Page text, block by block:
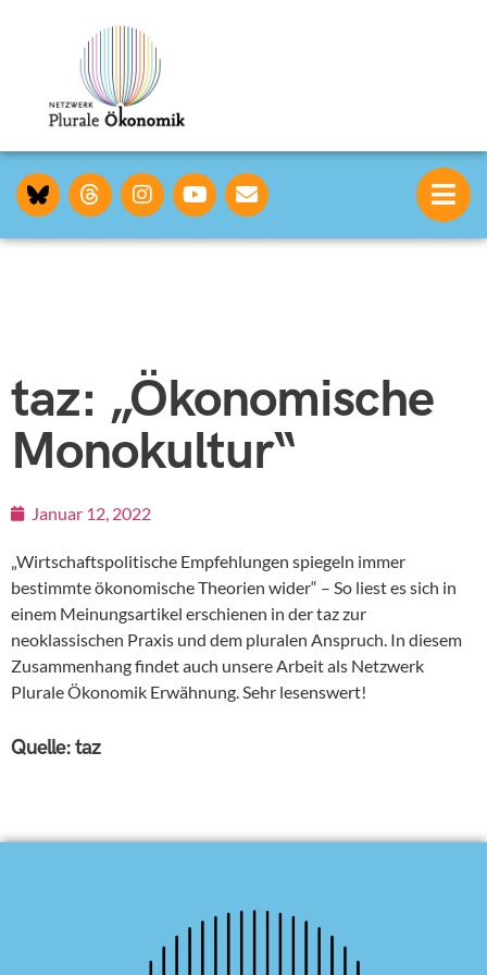
taz: „Ökonomische
Monokultur“
Januar 12, 2022
„Wirtschaftspolitische Empfehlungen spiegeln immer
bestimmte ökonomische Theorien wider“ – So liest es sich in
einem Meinungsartikel erschienen in der taz zur
neoklassischen Praxis und dem pluralen Anspruch. In diesem
Zusammenhang findet auch unsere Arbeit als Netzwerk
Plurale Ökonomik Erwähnung. Sehr lesenswert!
Quelle: taz